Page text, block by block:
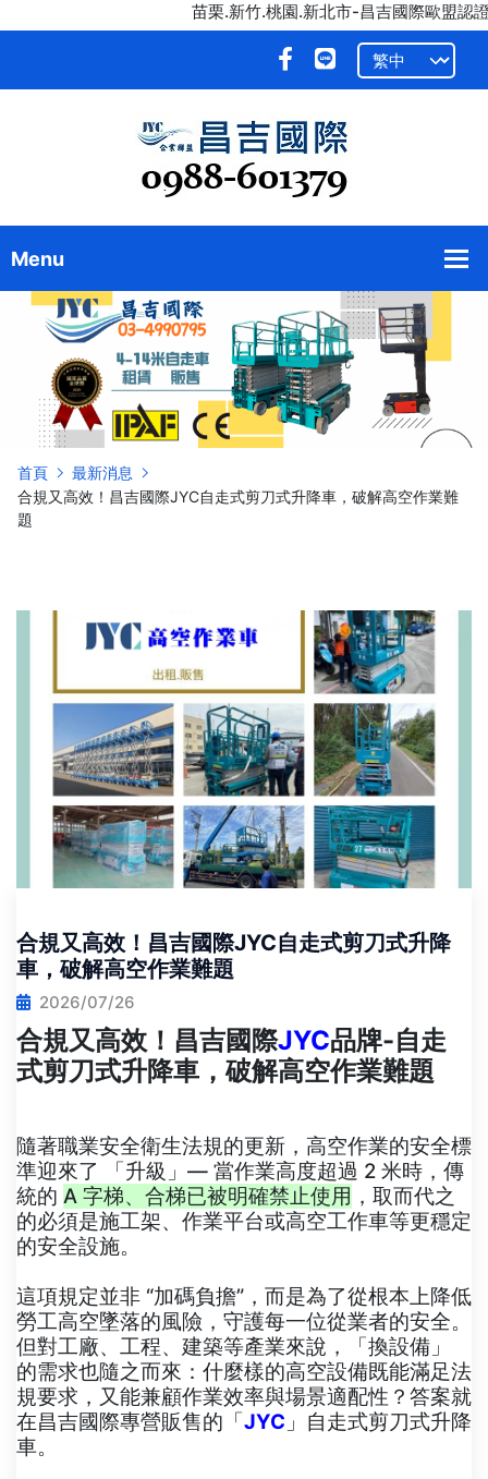
苗栗.新竹.桃園.新北市-昌吉國際歐盟認證
首頁
最新消息
合規又高效！昌吉國際JYC自走式剪刀式升降車，破解高空作業難
題
合規又高效！昌吉國際JYC自走式剪刀式升降
車，破解高空作業難題
2026/07/26
合規又高效！昌吉國際JYC品牌-自走
式剪刀式升降車，破解高空作業難題
隨著職業安全衛生法規的更新，高空作業的安全標
準迎來了 「升級」— 當作業高度超過 2 米時，傳
統的 A 字梯、合梯已被明確禁止使用 ，取而代之
的必須是施工架、作業平台或高空工作車等更穩定
的安全設施。
這項規定並非 “加碼負擔”，而是為了從根本上降低
勞工高空墜落的風險，守護每一位從業者的安全。
但對工廠、工程、建築等產業來說，「換設備」
的需求也隨之而來：什麼樣的高空設備既能滿足法
規要求，又能兼顧作業效率與場景適配性？答案就
在昌吉國際專營販售的「JYC 」自走式剪刀式升降
車。